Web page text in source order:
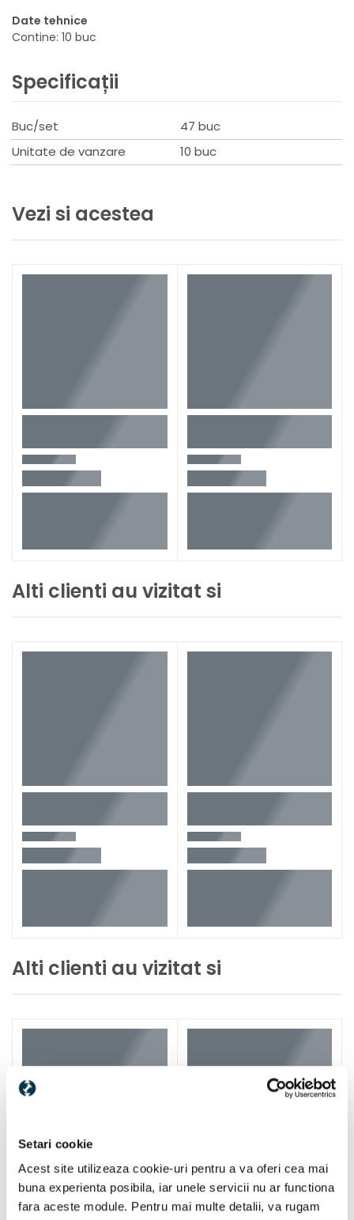
Setari cookie
Acest site utilizeaza cookie-uri pentru a va oferi cea mai
buna experienta posibila, iar unele servicii nu ar functiona
fara aceste module. Pentru mai multe detalii, va rugam
Date tehnice
Contine: 10 buc
Specificații
Buc/set
47 buc
Unitate de vanzare
10 buc
Vezi si acestea
Alti clienti au vizitat si
Alti clienti au vizitat si